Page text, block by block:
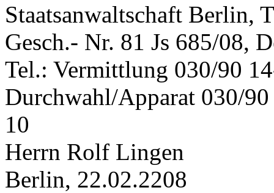
Staatsanwaltschaft Berlin,
Gesch.- Nr. 81 Js 685/08,
Tel.: Vermittlung 030/90
Durchwahl/Apparat 030/
10
Herrn Rolf Lingen
Berlin, 22.02.2208